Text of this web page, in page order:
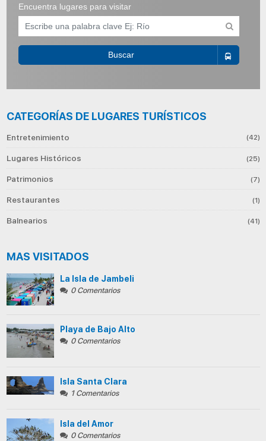
Encuentra lugares para visitar
Buscar
CATEGORÍAS DE LUGARES TURÍSTICOS
Entretenimiento (42)
Lugares Históricos (25)
Patrimonios (7)
Restaurantes (1)
Balnearios (41)
MAS VISITADOS
La Isla de Jambeli
0 Comentarios
Playa de Bajo Alto
0 Comentarios
Isla Santa Clara
1 Comentarios
Isla del Amor
0 Comentarios